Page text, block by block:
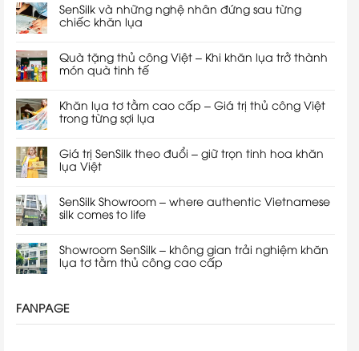
SenSilk và những nghệ nhân đứng sau từng
chiếc khăn lụa
Quà tặng thủ công Việt – Khi khăn lụa trở thành
món quà tinh tế
Khăn lụa tơ tằm cao cấp – Giá trị thủ công Việt
trong từng sợi lụa
Giá trị SenSilk theo đuổi – giữ trọn tinh hoa khăn
lụa Việt
SenSilk Showroom – where authentic Vietnamese
silk comes to life
Showroom SenSilk – không gian trải nghiệm khăn
lụa tơ tằm thủ công cao cấp
FANPAGE